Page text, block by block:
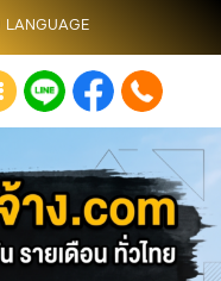
LANGUAGE